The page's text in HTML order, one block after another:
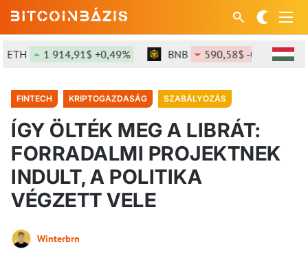
1 914,91$ +0,49% BNB 590,58$ -0,47%
FINTECH KRIPTOGAZDASÁG SZABÁLYOZÁS
ÍGY ÖLTÉK MEG A LIBRÁT:
FORRADALMI PROJEKTNEK
INDULT, A POLITIKA
VÉGZETT VELE
Winterbrn